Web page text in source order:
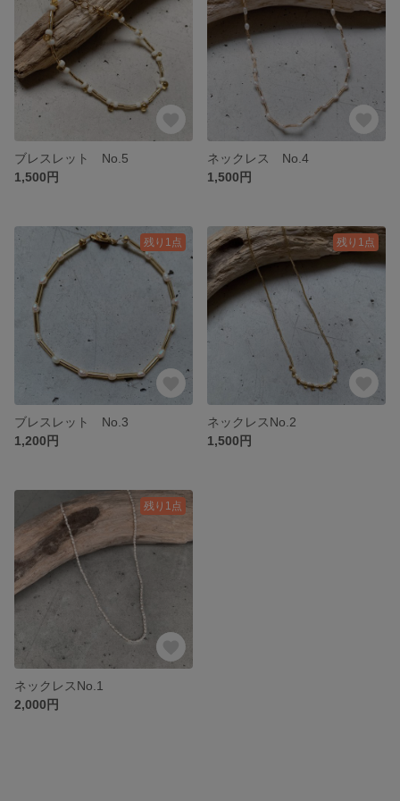
ブレスレット No.5
1,500円
ネックレス No.4
1,500円
残り1点
ブレスレット No.3
1,200円
残り1点
ネックレスNo.2
1,500円
残り1点
ネックレスNo.1
2,000円